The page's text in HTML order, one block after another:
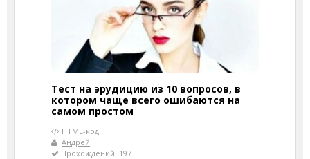
Тест на эрудицию из 10 вопросов, в
котором чаще всего ошибаются на
самом простом
HTML-код
Андрей
Прохождений: 197